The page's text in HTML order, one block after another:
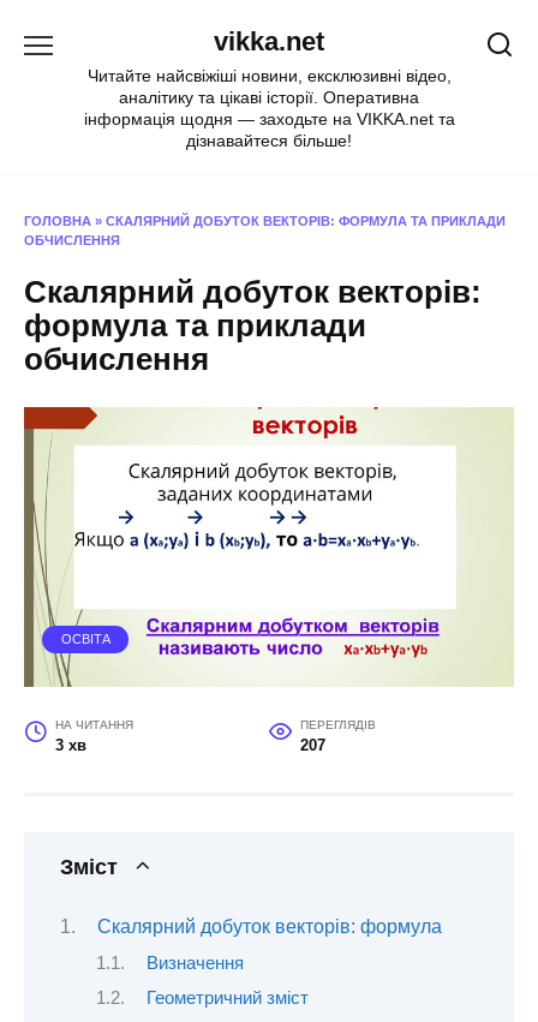
vikka.net
Читайте найсвіжіші новини, ексклюзивні відео,
аналітику та цікаві історії. Оперативна
інформація щодня — заходьте на VIKKA.net та
дізнавайтеся більше!
ГОЛОВНА » СКАЛЯРНИЙ ДОБУТОК ВЕКТОРІВ: ФОРМУЛА ТА ПРИКЛАДИ
ОБЧИСЛЕННЯ
Скалярний добуток векторів:
формула та приклади
обчислення
ОСВІТА
НА ЧИТАННЯ
3 хв
ПЕРЕГЛЯДІВ
207
Зміст
Скалярний добуток векторів: формула
Визначення
Геометричний зміст